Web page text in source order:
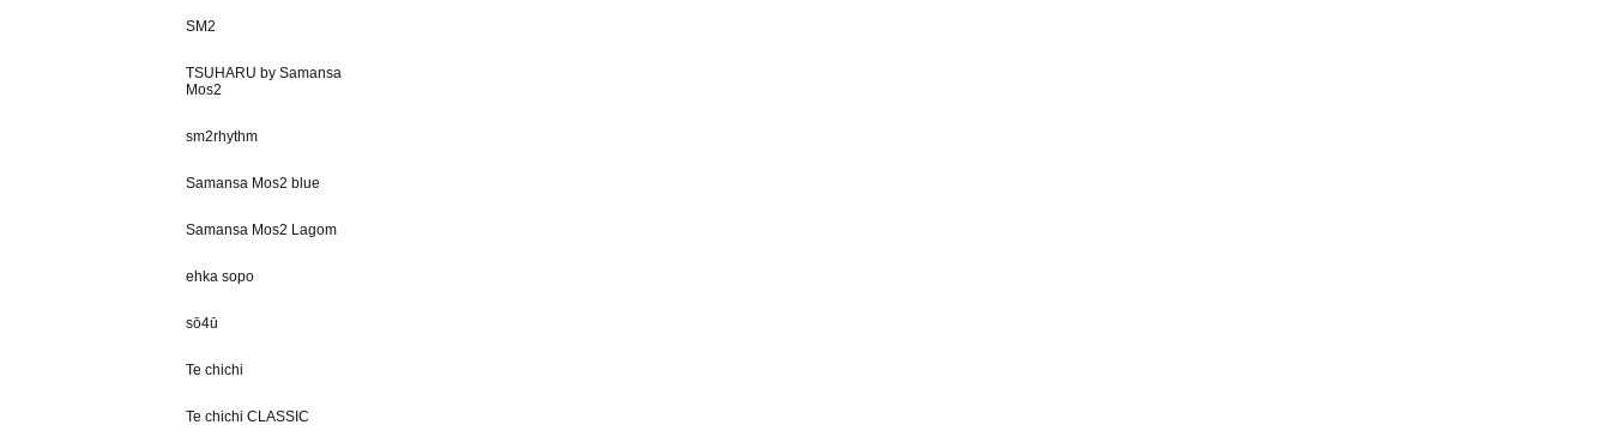
SM2
TSUHARU by Samansa
Mos2
sm2rhythm
Samansa Mos2 blue
Samansa Mos2 Lagom
ehka sopo
sō4ū
Te chichi
Te chichi CLASSIC